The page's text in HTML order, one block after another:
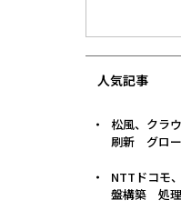
人気記事
松風、クラ
刷新 グロ
NTTドコモ
盤構築 処